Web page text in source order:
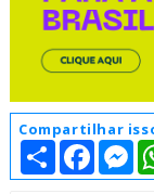
Compartilhar
S
h
a
F
c
M
e
s